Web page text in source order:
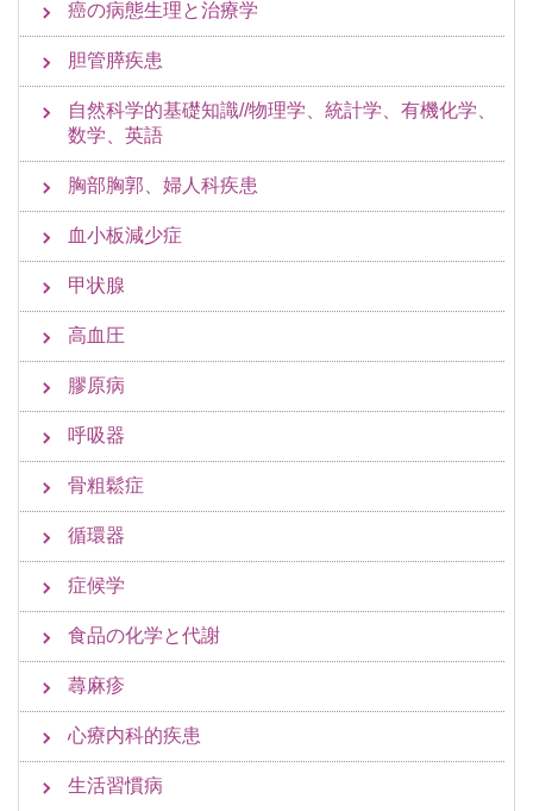
癌の病態生理と治療学
胆管膵疾患
自然科学的基礎知識//物理学、統計学、有機化学、
数学、英語
胸部胸郭、婦人科疾患
血小板減少症
甲状腺
高血圧
膠原病
呼吸器
骨粗鬆症
循環器
症候学
食品の化学と代謝
蕁麻疹
心療内科的疾患
生活習慣病